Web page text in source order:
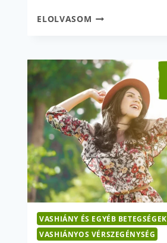
ELOLVASOM VASPÓTLÁS
MIRE
ÉRDEMES
FIGYELNI?
VASHIÁNY ÉS EGYÉB BETEGSÉGEK
VASHIÁNYOS VÉRSZEGÉNYSÉG